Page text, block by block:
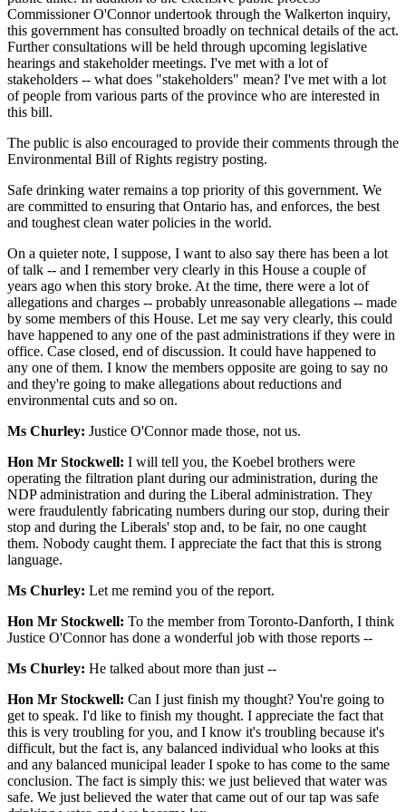
Commissioner O'Connor undertook through the Walkerton inquiry,
this government has consulted broadly on technical details of the act.
Further consultations will be held through upcoming legislative
hearings and stakeholder meetings. I've met with a lot of
stakeholders -- what does "stakeholders" mean? I've met with a lot
of people from various parts of the province who are interested in
this bill.
The public is also encouraged to provide their comments through the
Environmental Bill of Rights registry posting.
Safe drinking water remains a top priority of this government. We
are committed to ensuring that Ontario has, and enforces, the best
and toughest clean water policies in the world.
On a quieter note, I suppose, I want to also say there has been a lot
of talk -- and I remember very clearly in this House a couple of
years ago when this story broke. At the time, there were a lot of
allegations and charges -- probably unreasonable allegations -- made
by some members of this House. Let me say very clearly, this could
have happened to any one of the past administrations if they were in
office. Case closed, end of discussion. It could have happened to
any one of them. I know the members opposite are going to say no
and they're going to make allegations about reductions and
environmental cuts and so on.
Ms Churley: Justice O'Connor made those, not us.
Hon Mr Stockwell: I will tell you, the Koebel brothers were
operating the filtration plant during our administration, during the
NDP administration and during the Liberal administration. They
were fraudulently fabricating numbers during our stop, during their
stop and during the Liberals' stop and, to be fair, no one caught
them. Nobody caught them. I appreciate the fact that this is strong
language.
Ms Churley: Let me remind you of the report.
Hon Mr Stockwell: To the member from Toronto-Danforth, I think
Justice O'Connor has done a wonderful job with those reports --
Ms Churley: He talked about more than just --
Hon Mr Stockwell: Can I just finish my thought? You're going to
get to speak. I'd like to finish my thought. I appreciate the fact that
this is very troubling for you, and I know it's troubling because it's
difficult, but the fact is, any balanced individual who looks at this
and any balanced municipal leader I spoke to has come to the same
conclusion. The fact is simply this: we just believed that water was
safe. We just believed the water that came out of our tap was safe